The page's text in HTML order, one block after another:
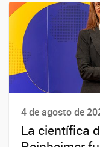
4 de agosto de
La científica